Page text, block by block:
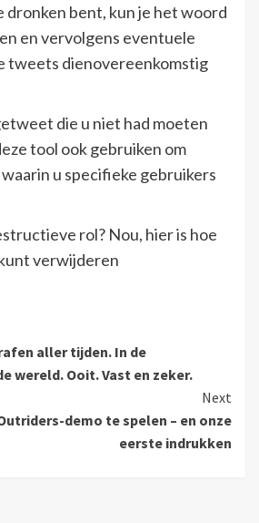
bent, kun je het woord
en vervolgens eventuele
tweets dienovereenkomstig
die u niet had moeten
tool ook gebruiken om
u specifieke gebruikers
rol? Nou, hier is hoe
verwijderen
aller tijden. In de
wereld. Ooit. Vast en zeker.
Next
demo te spelen – en onze
eerste indrukken